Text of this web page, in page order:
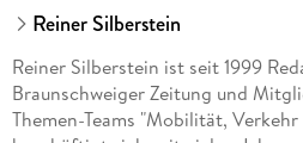
Reiner Silberstein
Reiner Silberstein ist seit 1999
Braunschweiger Zeitung und
Themen-Teams "Mobilität,